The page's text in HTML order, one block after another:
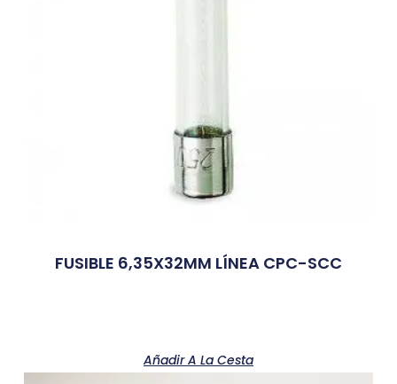
FUSIBLE 6,35X32MM LÍNEA CPC-SCC
Añadir A La Cesta